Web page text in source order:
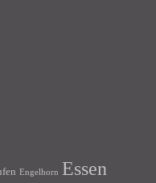
Engelhorn Essen